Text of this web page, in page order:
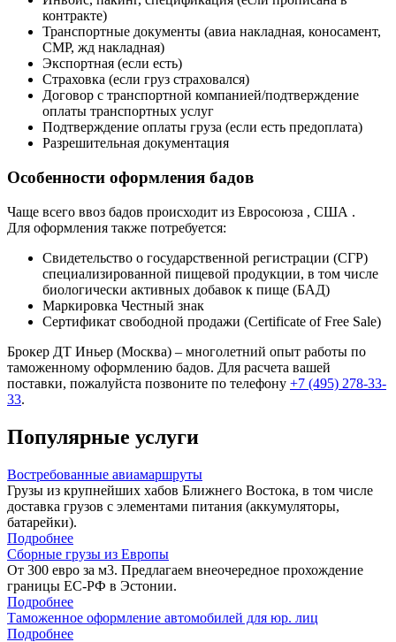
контракте)
Транспортные документы (авиа накладная, коносамент,
СМР, жд накладная)
Экспортная (если есть)
Страховка (если груз страховался)
Договор с транспортной компанией/подтверждение
оплаты транспортных услуг
Подтверждение оплаты груза (если есть предоплата)
Разрешительная документация
Особенности оформления бадов
Чаще всего ввоз бадов происходит из Евросоюза , США .
Для оформления также потребуется:
Свидетельство о государственной регистрации (СГР)
специализированной пищевой продукции, в том числе
биологически активных добавок к пище (БАД)
Маркировка Честный знак
Сертификат свободной продажи (Certificate of Free Sale)
Брокер ДТ Иньер (Москва) – многолетний опыт работы по
таможенному оформлению бадов. Для расчета вашей
поставки, пожалуйста позвоните по телефону +7 (495) 278-33-
33.
Популярные услуги
Востребованные авиамаршруты
Грузы из крупнейших хабов Ближнего Востока, в том числе
доставка грузов с элементами питания (аккумуляторы,
батарейки).
Подробнее
Сборные грузы из Европы
От 300 евро за м3. Предлагаем внеочередное прохождение
границы ЕС-РФ в Эстонии.
Подробнее
Таможенное оформление автомобилей для юр. лиц
Подробнее